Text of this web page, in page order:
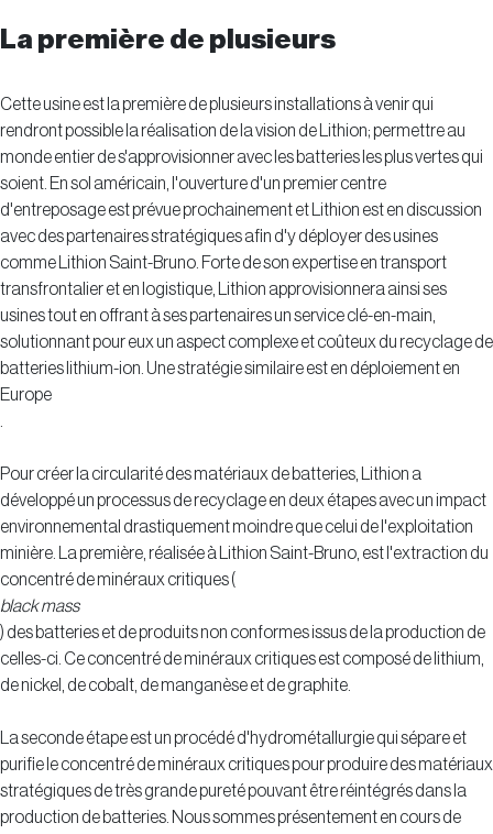
La première de plusieurs
Cette usine est la première de plusieurs installations à venir qui
rendront possible la réalisation de la vision de Lithion; permettre au
monde entier de s'approvisionner avec les batteries les plus vertes qui
soient. En sol américain, l'ouverture d'un premier centre
d'entreposage est prévue prochainement et Lithion est en discussion
avec des partenaires stratégiques afin d'y déployer des usines
comme Lithion Saint-Bruno. Forte de son expertise en transport
transfrontalier et en logistique, Lithion approvisionnera ainsi ses
usines tout en offrant à ses partenaires un service clé-en-main,
solutionnant pour eux un aspect complexe et coûteux du recyclage de
batteries lithium-ion. Une stratégie similaire est en déploiement en
Europe
Pour créer la circularité des matériaux de batteries, Lithion a
développé un processus de recyclage en deux étapes avec un impact
environnemental drastiquement moindre que celui de l'exploitation
minière. La première, réalisée à Lithion Saint-Bruno, est l'extraction du
concentré de minéraux critiques (
black mass
) des batteries et de produits non conformes issus de la production de
celles-ci. Ce concentré de minéraux critiques est composé de lithium,
de nickel, de cobalt, de manganèse et de graphite.
La seconde étape est un procédé d'hydrométallurgie qui sépare et
purifie le concentré de minéraux critiques pour produire des matériaux
stratégiques de très grande pureté pouvant être réintégrés dans la
production de batteries. Nous sommes présentement en cours de